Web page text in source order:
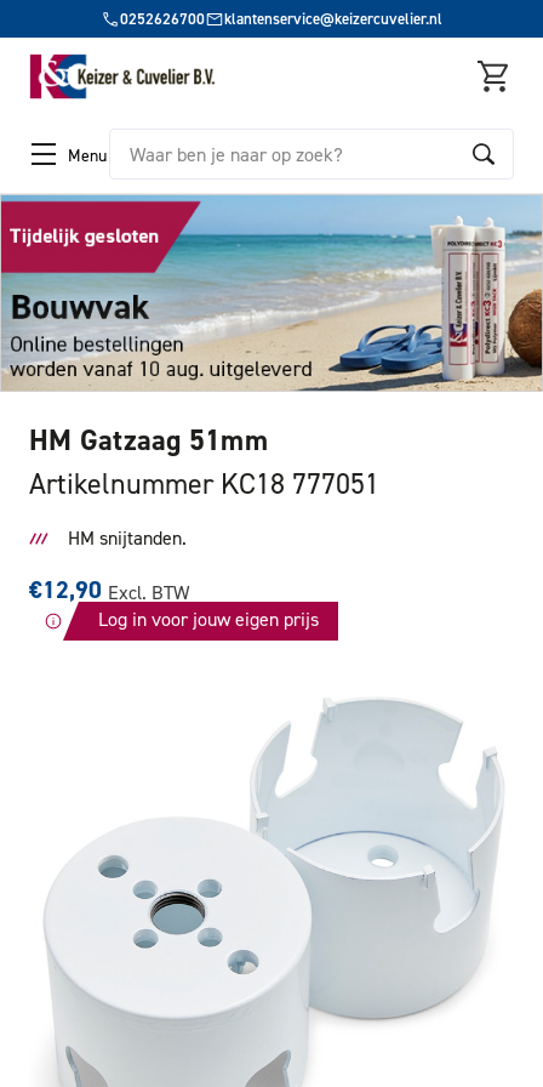
0252626700 klantenservice@keizercuvelier.nl
Menu Zoeken
HM Gatzaag 51mm
Artikelnummer KC18 777051
HM snijtanden.
€12,90 Excl. BTW
Log in voor jouw eigen prijs